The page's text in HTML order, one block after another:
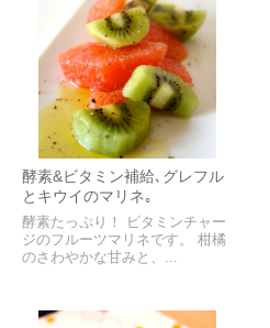
酵素&ビタミン補給､グレフル
とキウイのマリネ｡
酵素たっぷり！ ビタミンチャー
ジのフルーツマリネです。 柑橘
のさわやかな甘みと、...